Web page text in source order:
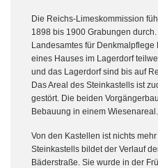
Die Reichs-Limeskommission
1898 bis 1900 Grabungen
Landesamtes für
eines Hauses im Lagerdorf
und das Lagerdorf sind bis auf
Das Areal des Steinkastells ist
gestört. Die beiden
Bebauung in einem Wiesenareal.
Von den Kastellen ist nichts
Steinkastells bildet der Verlauf
Bäderstraße. Sie wurde in der